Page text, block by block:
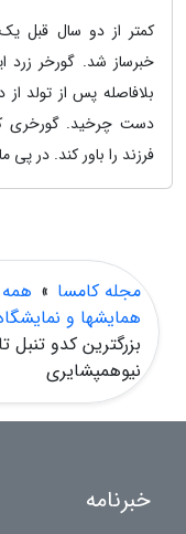
کمتر از دو سال قبل
خبرساز شد. گورخر زرد
بلافاصله پس از تولد
دست چرخید. گورخری
فرزند را باور کند. در
مجله کامسا » همه
همایشها و
بزرگترین کدو تنبل
نیوهمپشایری
خبرنامه